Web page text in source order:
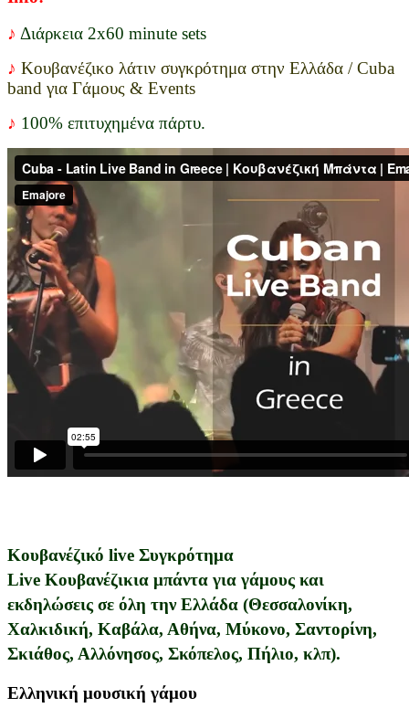
♪ Διάρκεια 2x60 minute sets
♪ Κουβανέζικο λάτιν συγκρότημα στην Ελλάδα / Cuba
band για Γάμους & Events
♪ 100% επιτυχημένα πάρτυ.
Κουβανέζικό live Συγκρότημα
Live Κουβανέζικια μπάντα για γάμους και
εκδηλώσεις σε όλη τηνΕλλάδα (Θεσσαλονίκη,
Χαλκιδική, Καβάλα, Αθήνα, Μύκονο, Σαντορίνη,
Σκιάθος, Αλλόνησος, Σκόπελος, Πήλιο, κλπ).
Ελληνική μουσική γάμου